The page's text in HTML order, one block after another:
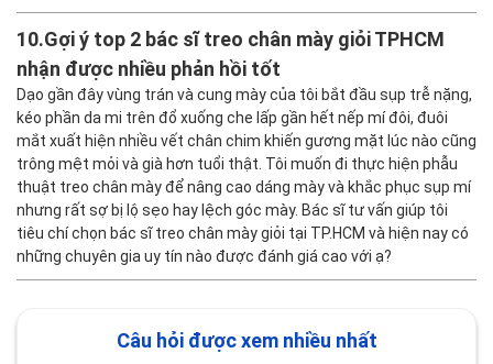
10.Gợi ý top 2 bác sĩ treo chân mày giỏi TPHCM
nhận được nhiều phản hồi tốt
Dạo gần đây vùng trán và cung mày của tôi bắt đầu sụp trễ nặng,
kéo phần da mi trên đổ xuống che lấp gần hết nếp mí đôi, đuôi
mắt xuất hiện nhiều vết chân chim khiến gương mặt lúc nào cũng
trông mệt mỏi và già hơn tuổi thật. Tôi muốn đi thực hiện phẫu
thuật treo chân mày để nâng cao dáng mày và khắc phục sụp mí
nhưng rất sợ bị lộ sẹo hay lệch góc mày. Bác sĩ tư vấn giúp tôi
tiêu chí chọn bác sĩ treo chân mày giỏi tại TP.HCM và hiện nay có
những chuyên gia uy tín nào được đánh giá cao với ạ?
Câu hỏi được xem nhiều nhất